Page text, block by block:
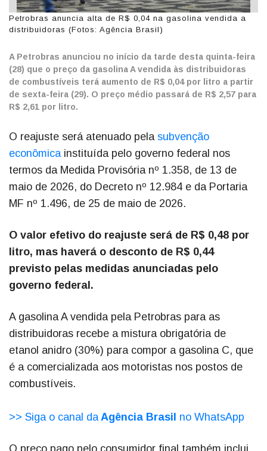
Petrobras anuncia alta de R$ 0,04 na gasolina vendida a
distribuidoras (Fotos: Agência Brasil)
A Petrobras anunciou no início da tarde desta quinta-feira
(28) que o preço da gasolina A vendida às distribuidoras
de combustíveis terá aumento de R$ 0,04 por litro a partir
de sexta-feira (29). O preço médio passará de R$ 2,57 para
R$ 2,61 por litro.
O reajuste será atenuado pela subvenção
econômicainstituída pelo governo federal nos
termos da Medida Provisória nº 1.358, de 13 de
maio de 2026, do Decreto nº 12.984 e da Portaria
MF nº 1.496, de 25 de maio de 2026.
O valor efetivo do reajuste será de R$ 0,48 por
litro, mas haverá o desconto de R$ 0,44
previsto pelas medidas anunciadas pelo
governo federal.
A gasolina A vendida pela Petrobras para as
distribuidoras recebe a mistura obrigatória de
etanol anidro (30%) para compor a gasolina C, que
é a comercializada aos motoristas nos postos de
combustíveis.
>> Siga o canal daAgência Brasil no WhatsApp